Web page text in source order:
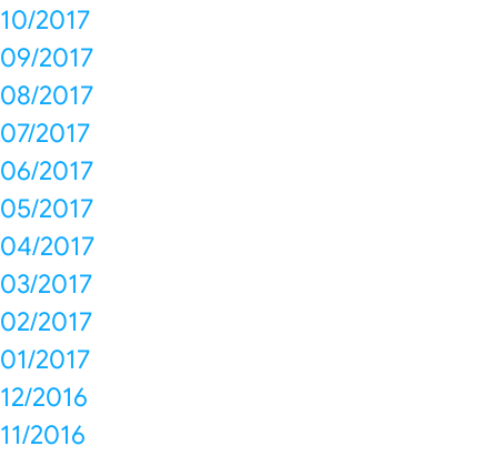
10/2017
09/2017
08/2017
07/2017
06/2017
05/2017
04/2017
03/2017
02/2017
01/2017
12/2016
11/2016